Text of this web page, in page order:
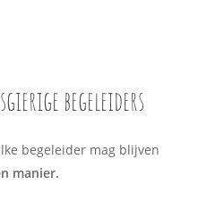
begeleiders
begeleider mag blijven
manier.